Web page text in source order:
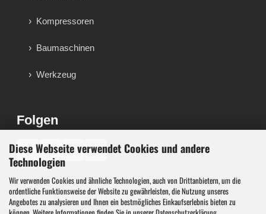
Diese Webseite verwendet Cookies und andere
Technologien
Wir verwenden Cookies und ähnliche Technologien, auch von Drittanbietern, um die
ordentliche Funktionsweise der Website zu gewährleisten, die Nutzung unseres
Angebotes zu analysieren und Ihnen ein bestmögliches Einkaufserlebnis bieten zu
Kompressoren
Baumaschinen
Werkzeug
Folgen
♪
Werkzeug, Maschinen und Werkstattausstattung für
Werkstatt, Garage, Handwerk und technische Betriebe.